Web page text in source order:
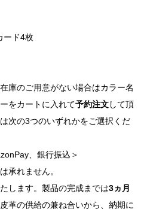
ード4枚
庫のご用意がない場合はカラー名
をカートに入れて予約注文して頂
次の3つのいずれかをご選択くだ
、銀行振込＞
承れません。
します。製品の完成までは3ヵ月
革の供給の兼ね合いから、納期に